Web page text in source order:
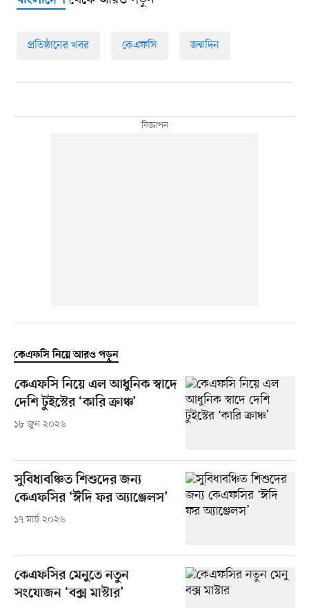
প্রতিষ্ঠানের খবর কেএফসি জন্মদিন
কেএফসি নিয়ে আরও পড়ুন
কেএফসি নিয়ে এল আধুনিক স্বাদে
দেশি টুইস্টের ‘কারি ক্রাঞ্চ’
১৮ জুন ২০২৬
সুবিধাবঞ্চিত শিশুদের জন্য
কেএফসির ‘ঈদি ফর অ্যাঞ্জেলস’
১৭ মার্চ ২০২৬
কেএফসির মেনুতে নতুন
সংযোজন ‘বক্স মাস্টার’